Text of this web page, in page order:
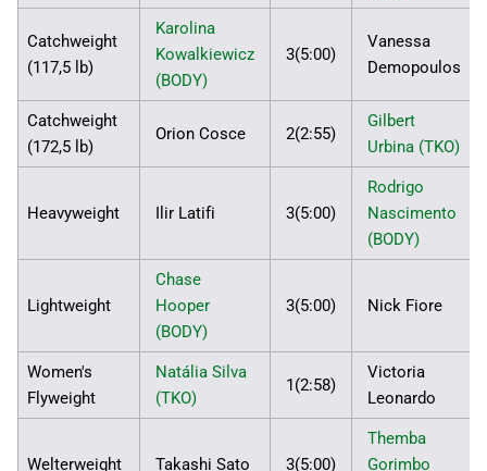
Catchweight
(117,5 lb)
Karolina
Kowalkiewicz
(BODY)
3(5:00)
Vanessa
Demopoulos
Catchweight
(172,5 lb)
Orion Cosce 2(2:55)
Gilbert
Urbina (TKO)
Heavyweight Ilir Latifi 3(5:00)
Rodrigo
Nascimento
(BODY)
Lightweight
Chase
Hooper
(BODY)
3(5:00) Nick Fiore
Women's
Flyweight
Natália Silva
(TKO)
1(2:58)
Victoria
Leonardo
Welterweight Takashi Sato 3(5:00)
Themba
Gorimbo